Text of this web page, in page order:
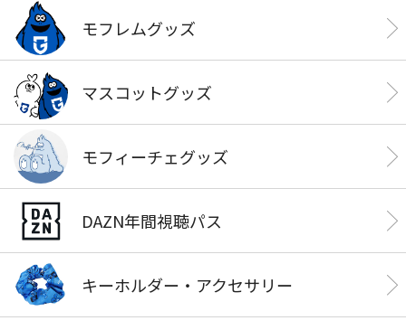
モフレムグッズ
マスコットグッズ
モフィーチェグッズ
DAZN年間視聴パス
キーホルダー・アクセサリー